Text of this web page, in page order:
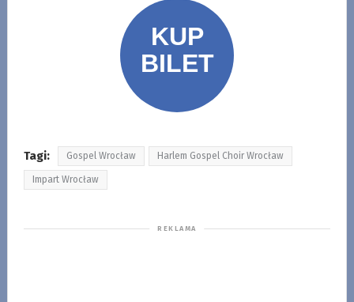
Tagi: Gospel Wrocław Harlem Gospel Choir Wrocław
Impart Wrocław